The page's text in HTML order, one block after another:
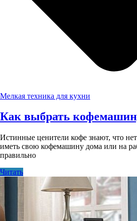
Мелкая техника для кухни
Как выбрать
Истинные ценители кофе знают, что
иметь свою кофемашину дома или на
правильно
Читать